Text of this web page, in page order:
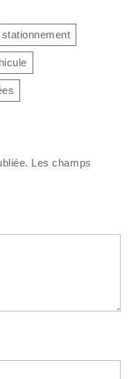
stationnement
Les champs